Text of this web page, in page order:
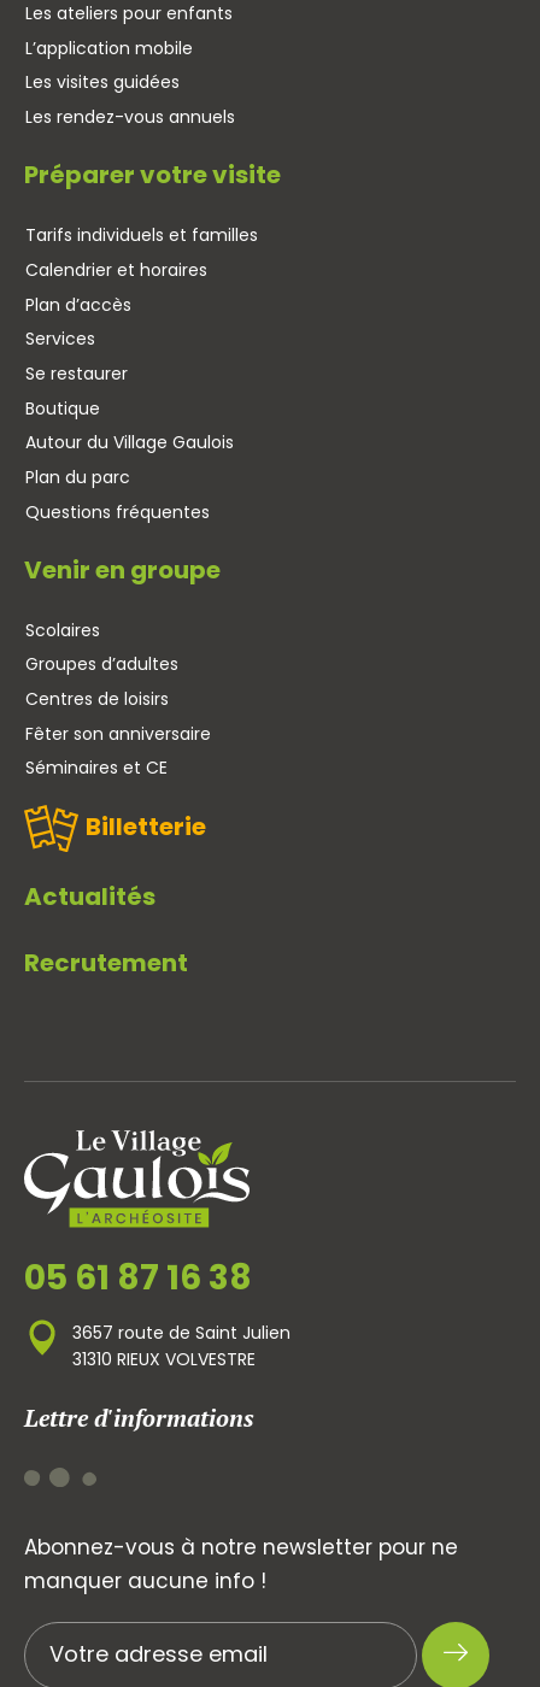
Les ateliers pour enfants
L’application mobile
Les visites guidées
Les rendez-vous annuels
Préparer votre visite
Tarifs individuels et familles
Calendrier et horaires
Plan d’accès
Services
Se restaurer
Boutique
Autour du Village Gaulois
Plan du parc
Questions fréquentes
Venir en groupe
Scolaires
Groupes d’adultes
Centres de loisirs
Fêter son anniversaire
Séminaires et CE
Billetterie
Actualités
Recrutement
05 61 87 16 38
3657 route de Saint Julien
31310 RIEUX VOLVESTRE
Lettre d'informations
Abonnez-vous à notre newsletter pour ne
manquer aucune info !